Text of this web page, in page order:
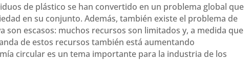
de plástico se han convertido en un problema global que
en su conjunto. Además, también existe el problema de
son escasos: muchos recursos son limitados y, a medida que
de estos recursos también está aumentando
circular es un tema importante para la industria de los